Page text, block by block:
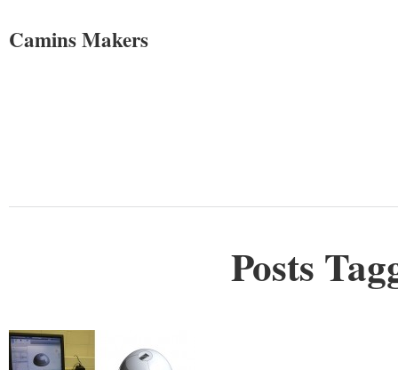
Camins Makers
Posts